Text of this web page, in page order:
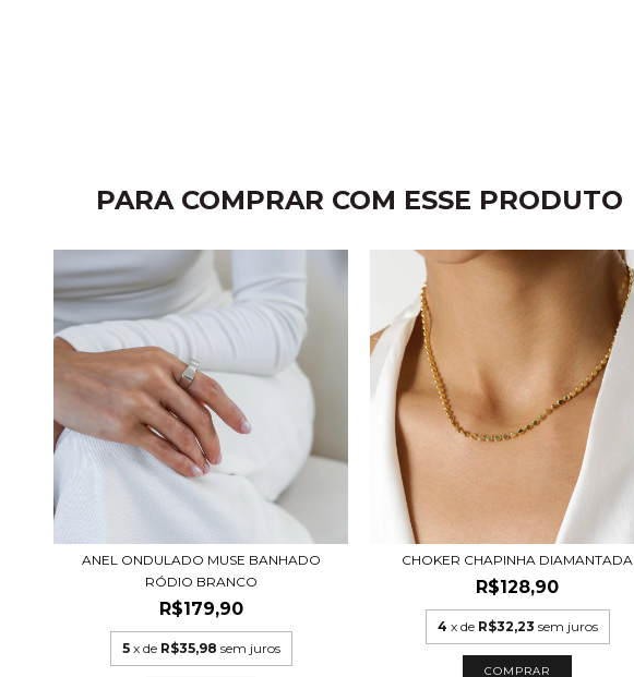
PARA COMPRAR COM ESSE PRODUTO
ANEL ONDULADO MUSE BANHADO
RÓDIO BRANCO
R$179,90
5 x de R$35,98 sem juros
CHOKER CHAPINHA DIAMANTADA
R$128,90
4 x de R$32,23 sem juros
COMPRAR